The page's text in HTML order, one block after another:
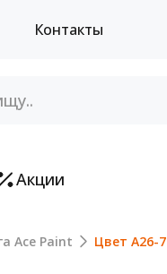
Контакты
Акции
Ace Paint Цвет A26-7